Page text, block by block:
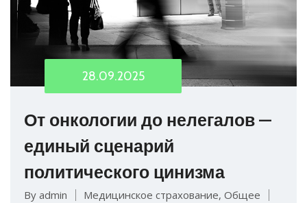
28.09.2025
От онкологии до нелегалов —
единый сценарий
политического цинизма
By admin Медицинское страхование, Общее